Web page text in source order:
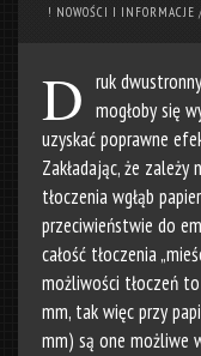
! NOWOŚCI I INFORMACJE
D ruk
mogłoby się
uzyskać poprawne
Zakładając, że
tłoczenia wgłąb
przeciwieństwie do
całość tłoczenia
możliwości tłoczeń
mm, tak więc przy
mm) są one możliwe